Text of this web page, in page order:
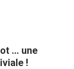
... une
!